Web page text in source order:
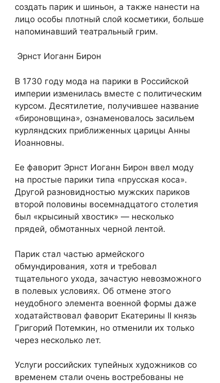
создать парик и шиньон, а также нанести на
лицо особы плотный слой косметики, больше
напоминавший театральный грим.
Эрнст Иоганн Бирон
В 1730 году мода на парики в Российской
империи изменилась вместе с политическим
курсом. Десятилетие, получившее название
«бироновщина», ознаменовалось засильем
курляндских приближенных царицы Анны
Иоанновны.
Ее фаворит Эрнст Иоганн Бирон ввел моду
на простые парики типа «прусская коса».
Другой разновидностью мужских париков
второй половины восемнадцатого столетия
был «крысиный хвостик» — несколько
прядей, обмотанных черной лентой.
Парик стал частью армейского
обмундирования, хотя и требовал
тщательного ухода, зачастую невозможного
в полевых условиях. Об отмене этого
неудобного элемента военной формы даже
ходатайствовал фаворит Екатерины II князь
Григорий Потемкин, но отменили их только
через несколько лет.
Услуги российских тупейных художников со
временем стали очень востребованы не